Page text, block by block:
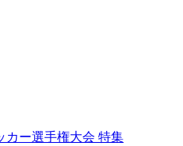
カー選手権大会 特集